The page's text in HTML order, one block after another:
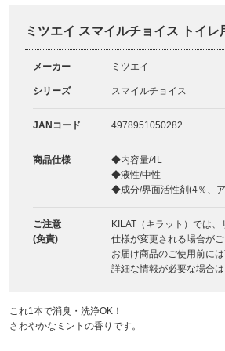
ミツエイ スマイルチョイス トイレ
メーカー ミツエイ
シリーズ スマイルチョイス
JANコード 4978951050282
商品仕様
◆内容量/4L
◆液性/中性
◆成分/界面活性剤(4％、
ご注意
(免責)
KILAT（キラット）では
仕様が変更される場合が
お届け商品のご使用前に
詳細な情報が必要な場合
これ1本で消臭・洗浄OK！
さわやかなミントの香りです。